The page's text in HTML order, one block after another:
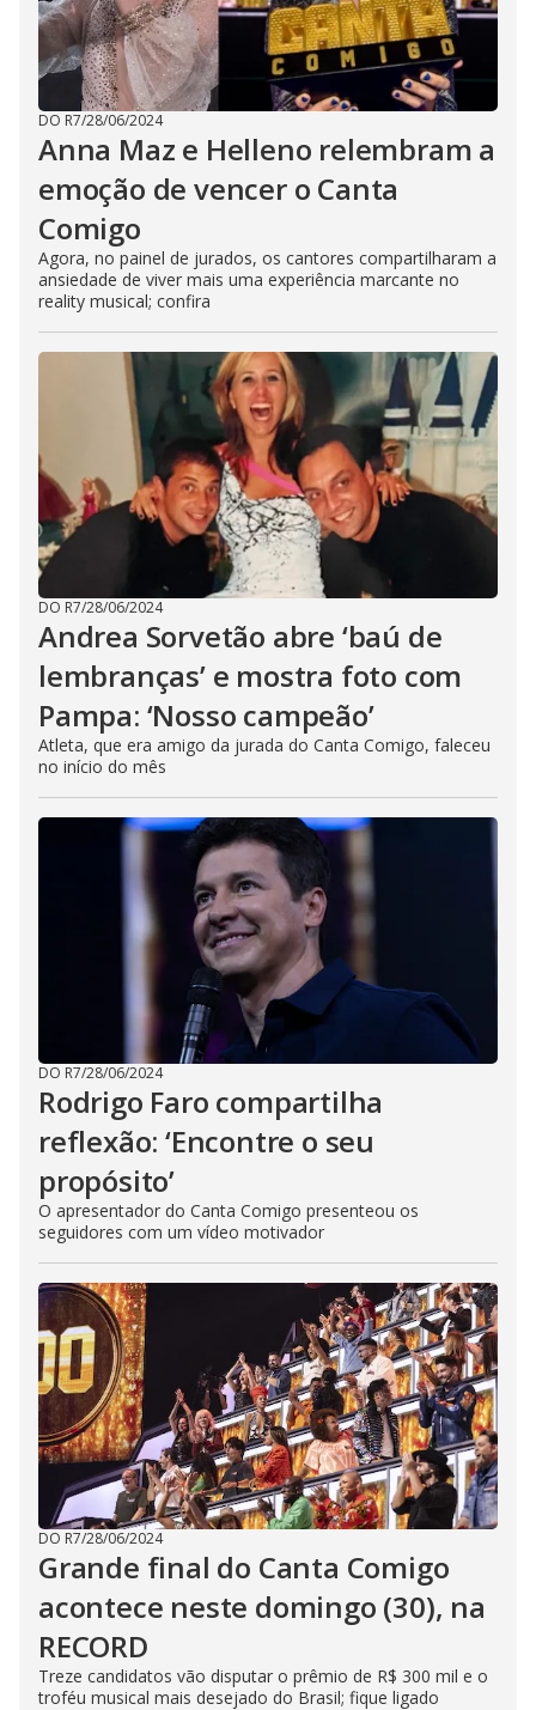
DO R7/28/06/2024
Anna Maz e Helleno relembram a
emoção de vencer o Canta
Comigo
Agora, no painel de jurados, os cantores compartilharam a
ansiedade de viver mais uma experiência marcante no
reality musical; confira
DO R7/28/06/2024
Andrea Sorvetão abre ‘baú de
lembranças’ e mostra foto com
Pampa: ‘Nosso campeão’
Atleta, que era amigo da jurada do Canta Comigo, faleceu
no início do mês
DO R7/28/06/2024
Rodrigo Faro compartilha
reflexão: ‘Encontre o seu
propósito’
O apresentador do Canta Comigo presenteou os
seguidores com um vídeo motivador
DO R7/28/06/2024
Grande final do Canta Comigo
acontece neste domingo (30), na
RECORD
Treze candidatos vão disputar o prêmio de R$ 300 mil e o
troféu musical mais desejado do Brasil; fique ligado